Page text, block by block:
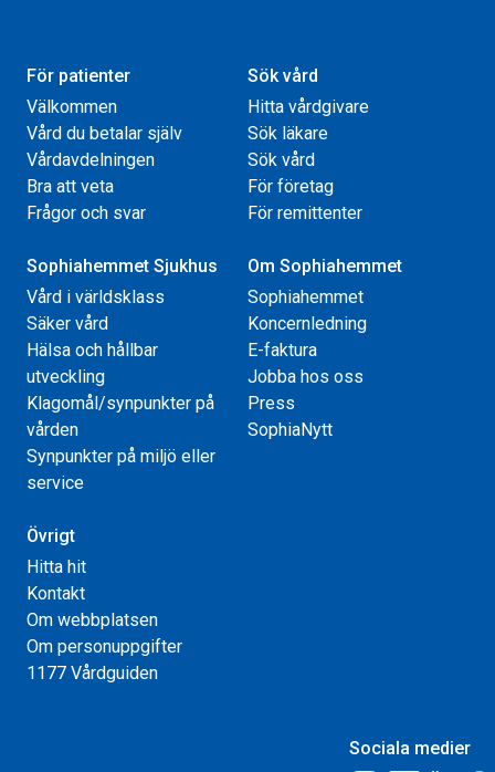
För patienter
Välkommen
Vård du betalar själv
Vårdavdelningen
Bra att veta
Frågor och svar
Sök vård
Hitta vårdgivare
Sök läkare
Sök vård
För företag
För remittenter
Sophiahemmet Sjukhus
Vård i världsklass
Säker vård
Hälsa och hållbar
utveckling
Klagomål/synpunkter på
vården
Synpunkter på miljö eller
service
Om Sophiahemmet
Sophiahemmet
Koncernledning
E-faktura
Jobba hos oss
Press
SophiaNytt
Övrigt
Hitta hit
Kontakt
Om webbplatsen
Om personuppgifter
1177 Vårdguiden
Sociala medier